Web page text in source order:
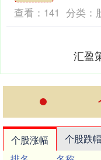
查看： 141 分类：
汇盈
个股涨幅 个股跌幅